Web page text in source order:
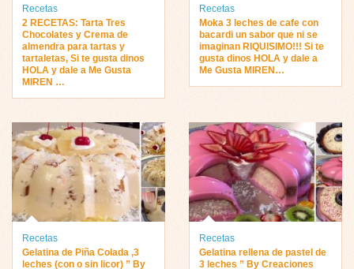
Recetas
2 RECETAS: Tarta Tres
Chocolates y Crema de
almendra para tartas y
tartaletas, Si te gusta dinos
HOLA y dale a Me Gusta
MIREN …
Recetas
Moka 3 leches de cafe con
bacardi un sabor que ni se
imaginan RIQUISIMO!!! Si te
gusta dinos HOLA y dale a
Me Gusta MIREN…
Recetas
Gelatina de Piña Colada ,3
leches (con o sin licor) ” By
Recetas
Gelatina rellena de pastel de
3 leches ” By Creaciones